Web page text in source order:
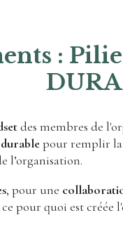
:
des membres de
durablepour remplir la
l’organisation.
, pour une
pour quoi est créée